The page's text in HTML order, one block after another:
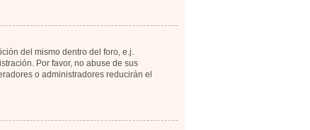
del mismo dentro del foro, e.j.
Por favor, no abuse de sus
o administradores reducirán el